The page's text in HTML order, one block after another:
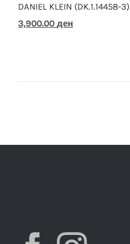
DANIEL KLEIN (DK.1.14458-3)
Original
3,900.00 ден